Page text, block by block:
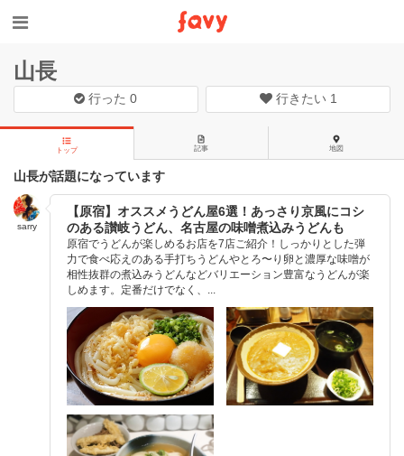
山長
行った0 行きたい 1
トップ 記事 地図
山長が話題になっています
sarry
【原宿】オススメうどん屋6選！あっさり京風にコシ
のある讃岐うどん、名古屋の味噌煮込みうどんも
原宿でうどんが楽しめるお店を7店ご紹介！しっかりとした弾
力で食べ応えのある手打ちうどんやとろ〜り卵と濃厚な味噌が
相性抜群の煮込みうどんなどバリエーション豊富なうどんが楽
しめます。定番だけでなく、...